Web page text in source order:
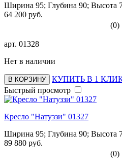
Ширина 95; Глубина 90; Высота
64 200 руб.
(0)
арт. 01328
Нет в наличии
В КОРЗИНУ
КУПИТЬ В 1
Быстрый просмотр
Кресло "Натуззи" 01327
Ширина 95; Глубина 90; Высота
89 880 руб.
(0)